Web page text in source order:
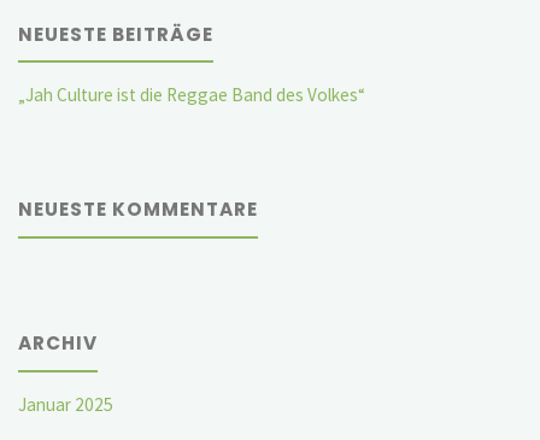
NEUESTE BEITRÄGE
„Jah Culture ist die Reggae Band des Volkes“
NEUESTE KOMMENTARE
ARCHIV
Januar 2025